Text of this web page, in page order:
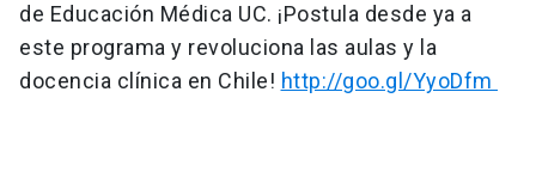
de Educación Médica UC. ¡Postula desde ya a
este programa y revoluciona las aulas y la
docencia clínica en Chile! http://goo.gl/YyoDfm